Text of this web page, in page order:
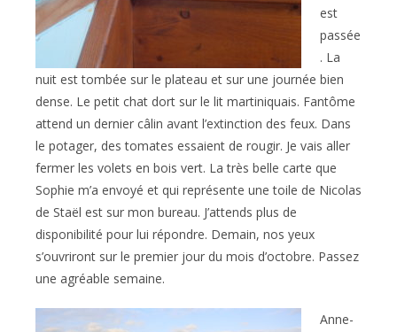
est
passée
. La
nuit est tombée sur le plateau et sur une journée bien
dense. Le petit chat dort sur le lit martiniquais. Fantôme
attend un dernier câlin avant l’extinction des feux. Dans
le potager, des tomates essaient de rougir. Je vais aller
fermer les volets en bois vert. La très belle carte que
Sophie m’a envoyé et qui représente une toile de Nicolas
de Staël est sur mon bureau. J’attends plus de
disponibilité pour lui répondre. Demain, nos yeux
s’ouvriront sur le premier jour du mois d’octobre. Passez
une agréable semaine.
Anne-